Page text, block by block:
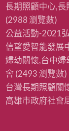
長期照顧中心,
(2988 瀏覽數)
公益活動-2021
信望愛智能發展
婦幼關懷,台中
會 (2493 瀏覽數)
台灣長期照顧關
高雄市政府社會